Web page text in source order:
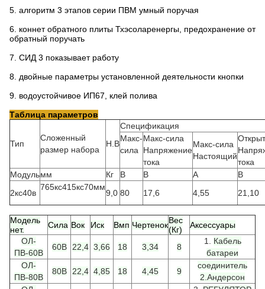
5. алгоритм 3 этапов серии ПВМ умный поручая
6. коннет обратного плиты Тхэсоларенергы, предохранение от
обратный поручать
7. СИД 3 показывает работу
8. двойные параметры установленной деятельности кнопки
9. водоустойчивое ИП67, клей полива
Таблица параметров
Тип
Сложенный
размер набора
Н.В
Спецификация
Макс-
сила
Макс-сила
Напряжение
тока
Макс-сила
Настоящий
тока
Модульмм Кг В В А
В
2кс40в
765кс415кс70мм
9,0 80 17,6 4,55 21,10
Модель
нет.
Сила Вок Иск Вмп ЧертенокВес
(Кг)
Аксессуары
ОЛ-
ПВ-60В
60В 22,4 3,66 18 3,34 8
1. Кабель
батареи
ОЛ-
ПВ-80В
80В 22,4 4,85 18 4,45 9
соединитель
2.Андерсон